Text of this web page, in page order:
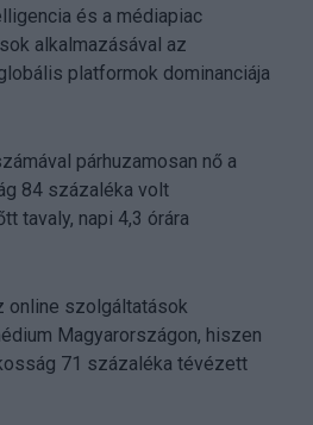
és a médiapiac
alkalmazásával az
platformok dominanciája
párhuzamosan nő a
84 százaléka volt
tavaly, napi 4,3 órára
online szolgáltatások
Magyarországon, hiszen
71 százaléka tévézett